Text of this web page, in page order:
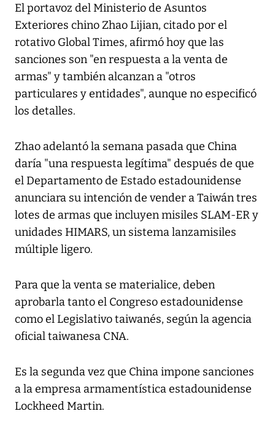
El portavoz del Ministerio de Asuntos
Exteriores chino Zhao Lijian, citado por el
rotativo Global Times, afirmó hoy que las
sanciones son "en respuesta a la venta de
armas" y también alcanzan a "otros
particulares y entidades", aunque no especificó
los detalles.
Zhao adelantó la semana pasada que China
daría "una respuesta legítima" después de que
el Departamento de Estado estadounidense
anunciara su intención de vender a Taiwán tres
lotes de armas que incluyen misiles SLAM-ER y
unidades HIMARS, un sistema lanzamisiles
múltiple ligero.
Para que la venta se materialice, deben
aprobarla tanto el Congreso estadounidense
como el Legislativo taiwanés, según la agencia
oficial taiwanesa CNA.
Es la segunda vez que China impone sanciones
a la empresa armamentística estadounidense
Lockheed Martin.